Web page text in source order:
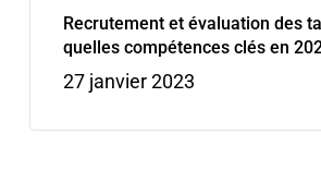
Recrutement et évaluation des
quelles compétences clés en
27 janvier 2023